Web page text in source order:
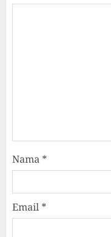
Nama *
Email *